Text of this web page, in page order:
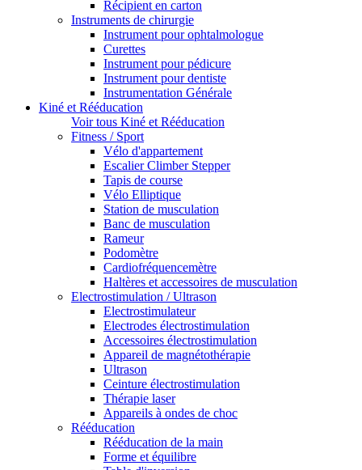
Récipient en carton
Instruments de chirurgie
Instrument pour ophtalmologue
Curettes
Instrument pour pédicure
Instrument pour dentiste
Instrumentation Générale
Kiné et Rééducation
Voir tous Kiné et Rééducation
Fitness / Sport
Vélo d'appartement
Escalier Climber Stepper
Tapis de course
Vélo Elliptique
Station de musculation
Banc de musculation
Rameur
Podomètre
Cardiofréquencemètre
Haltères et accessoires de musculation
Electrostimulation / Ultrason
Electrostimulateur
Electrodes électrostimulation
Accessoires électrostimulation
Appareil de magnétothérapie
Ultrason
Ceinture électrostimulation
Thérapie laser
Appareils à ondes de choc
Rééducation
Rééducation de la main
Forme et équilibre